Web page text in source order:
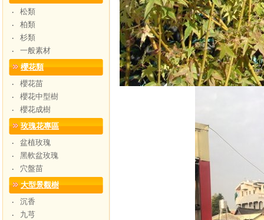
‧
松類
‧
柏類
‧
杉類
‧
一般素材
櫻花類
‧
櫻花苗
‧
櫻花中型樹
‧
櫻花成樹
玫瑰花專區
‧
盆植玫瑰
‧
黑軟盆玫瑰
‧
穴盤苗
大型景觀樹
‧
沉香
‧
九芎